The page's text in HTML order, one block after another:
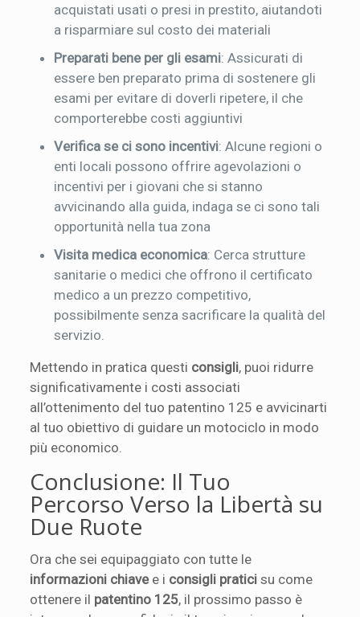
acquistati usati o presi in prestito, aiutandoti
a risparmiare sul costo dei materiali
Preparati bene per gli esami: Assicurati di
essere ben preparato prima di sostenere gli
esami per evitare di doverli ripetere, il che
comporterebbe costi aggiuntivi
Verifica se ci sono incentivi: Alcune regioni o
enti locali possono offrire agevolazioni o
incentivi per i giovani che si stanno
avvicinando alla guida, indaga se ci sono tali
opportunità nella tua zona
Visita medica economica: Cerca strutture
sanitarie o medici che offrono il certificato
medico a un prezzo competitivo,
possibilmente senza sacrificare la qualità del
servizio.
Mettendo in pratica questi consigli, puoi ridurre
significativamente i costi associati
all’ottenimento del tuo patentino 125 e avvicinarti
al tuo obiettivo di guidare un motociclo in modo
più economico.
Conclusione: Il Tuo
Percorso Verso la Libertà su
Due Ruote
Ora che sei equipaggiato con tutte le
informazioni chiavee i consigli pratici su come
ottenere il patentino 125, il prossimo passo è